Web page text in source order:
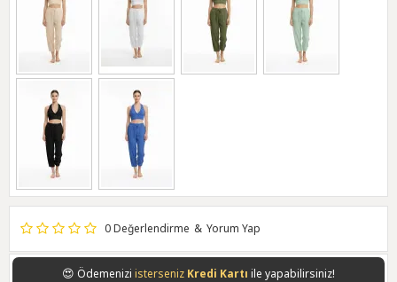
0 Değerlendirme & Yorum Yap
😍 Ödemenizi istersenizKredi Kartı ile yapabilirsiniz!